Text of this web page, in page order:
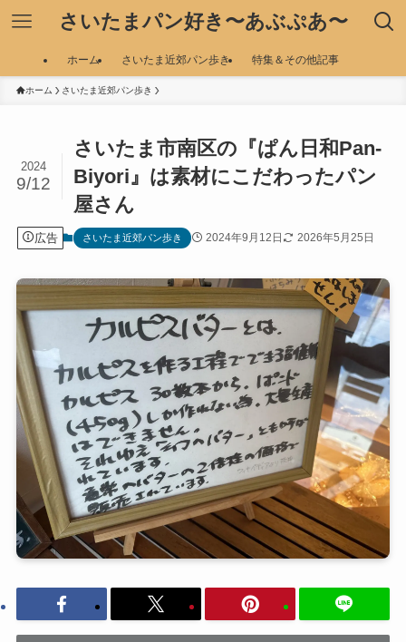
さいたまパン好き〜あぶぷあ〜
ホーム さいたま近郊パン歩き 特集＆その他記事
ホーム さいたま近郊パン歩き
さいたま市南区の『ぱん日和Pan-
Biyori』は素材にこだわったパン
屋さん
2024
9/12
広告 さいたま近郊パン歩き 2024年9月12日 2026年5月25日